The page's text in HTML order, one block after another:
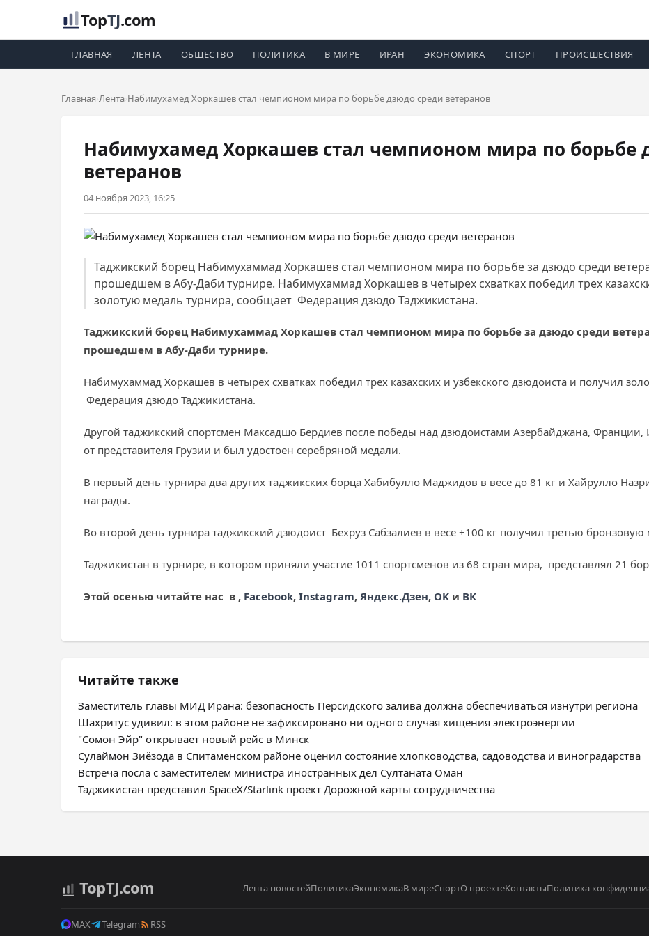
TopTJ.com
ГЛАВНАЯ ЛЕНТА ОБЩЕСТВО ПОЛИТИКА В МИРЕ ИРАН ЭКОНОМИКА СПОРТ ПРОИСШЕСТВИЯ
Главная Лента Набимухамед Хоркашев стал чемпионом мира по борьбе дзюдо среди ветеранов
Набимухамед Хоркашев стал чемпионом мира по борьбе
ветеранов
04 ноября 2023, 16:25
Таджикский борец Набимухаммад Хоркашев стал чемпионом мира по борьбе за дзюдо среди
прошедшем в Абу-Даби турнире. Набимухаммад Хоркашев в четырех схватках победил трех
золотую медаль турнира, сообщает Федерация дзюдо Таджикистана.
Таджикский борец Набимухаммад Хоркашев стал чемпионом мира по борьбе за дзюдо среди
прошедшем в Абу-Даби турнире.
Набимухаммад Хоркашев в четырех схватках победил трех казахских и узбекского дзюдоиста и получил
Федерация дзюдо Таджикистана.
Другой таджикский спортсмен Максадшо Бердиев после победы над дзюдоистами Азербайджана,
от представителя Грузии и был удостоен серебряной медали.
В первый день турнира два других таджикских борца Хабибулло Маджидов в весе до 81 кг и Хайрулло
награды.
Во второй день турнира таджикский дзюдоист Бехруз Сабзалиев в весе +100 кг получил третью бронзовую
Таджикистан в турнире, в котором приняли участие 1011 спортсменов из 68 стран мира, представлял 21
Этой осенью читайте нас в , Facebook, Instagram, Яндекс.Дзен, OK и ВК
Читайте также
Заместитель главы МИД Ирана: безопасность Персидского залива должна обеспечиваться изнутри региона
Шахритус удивил: в этом районе не зафиксировано ни одного случая хищения электроэнергии
"Сомон Эйр" открывает новый рейс в Минск
Сулаймон Зиёзода в Спитаменском районе оценил состояние хлопководства, садоводства и виноградарства
Встреча посла с заместителем министра иностранных дел Султаната Оман
Таджикистан представил SpaceX/Starlink проект Дорожной карты сотрудничества
TopTJ.com Лента новостейПолитикаЭкономикаВ миреСпортО проектеКонтактыПолитика
MAX Telegram RSS